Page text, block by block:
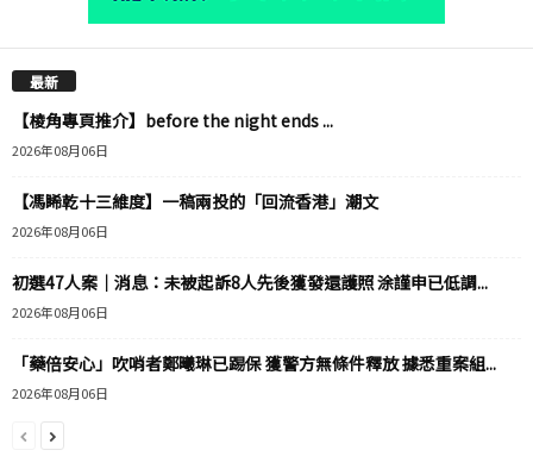
最新
【棱角專頁推介】before the night ends ...
2026年08月06日
【馮睎乾十三維度】一稿兩投的「回流香港」潮文
2026年08月06日
初選47人案｜消息：未被起訴8人先後獲發還護照 涂謹申已低調...
2026年08月06日
「藥倍安心」吹哨者鄭曦琳已踢保 獲警方無條件釋放 據悉重案組...
2026年08月06日